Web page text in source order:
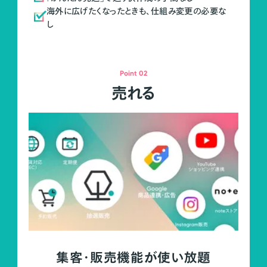
海外に広げたくなったときも、仕組み変更の必要な
し
Point 02
売れる
集客・販売機能が使い放題